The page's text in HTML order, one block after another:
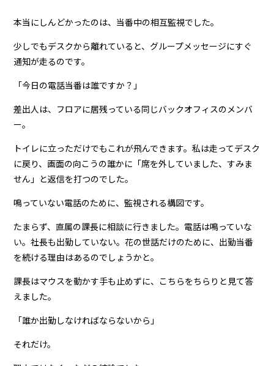
本当にしんどかったのは、当番中の相互監視でした。
少しでもデスクから離れていると、グループメッセージにすぐ
通知が走るのです。
「今日の電話当番は誰ですか？」
差出人は、フロアに居残っている同じバックオフィスのメンバ
ー。
トイレに立っただけでもこれが飛んできます。私は走ってデスク
に戻り、画面の向こうの誰かに「席を外していました、すみま
せん」と返信を打つのでした。
鳴っていない電話のために、監視される構図です。
たまらず、直属の課長に相談に行きました。電話は鳴っていな
い。社長も出勤していない。花の世話だけのために、出勤当番
を続ける理由はあるのでしょうかと。
課長はマウスを動かす手も止めずに、こちらをちらりと見て答
えました。
「誰か出勤しなければならないから」
それだけ。